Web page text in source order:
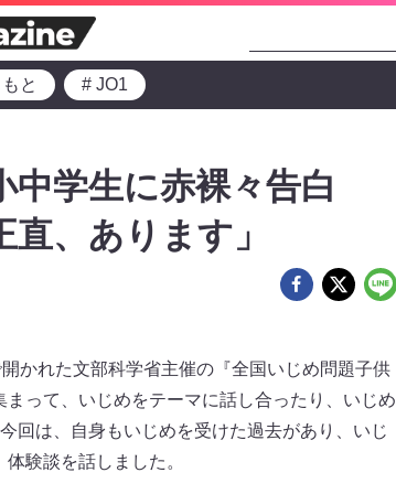
と # JO1
学生に赤裸々告白
、あります」
かれた文部科学省主催の『全国いじめ問題子供
って、いじめをテーマに話し合ったり、いじめ
回は、自身もいじめを受けた過去があり、いじ
験談を話しました。